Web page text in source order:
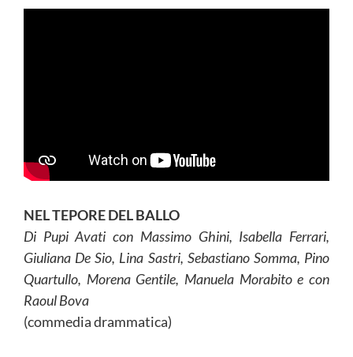
NEL TEPORE DEL BALLO
Di Pupi Avati con Massimo Ghini, Isabella Ferrari,
Giuliana De Sio, Lina Sastri, Sebastiano Somma, Pino
Quartullo, Morena Gentile, Manuela Morabito e con
Raoul Bova
(commedia drammatica)